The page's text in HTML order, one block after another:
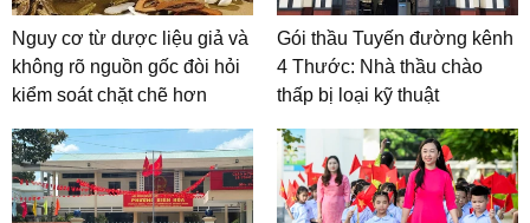
Nguy cơ từ dược liệu giả và
không rõ nguồn gốc đòi hỏi
kiểm soát chặt chẽ hơn
Gói thầu Tuyến đường kênh
4 Thước: Nhà thầu chào
thấp bị loại kỹ thuật